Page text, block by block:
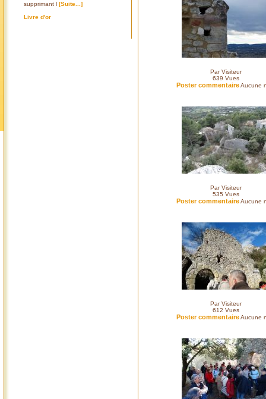
supprimant l [Suite...]
Livre d'or
Par Visiteur
639 Vues
Poster commentaireAucune
Par Visiteur
535 Vues
Poster commentaireAucune
Par Visiteur
612 Vues
Poster commentaireAucune